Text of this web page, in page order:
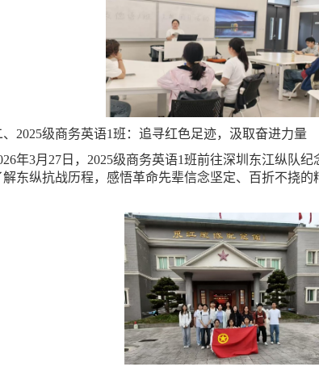
、2025级商务英语1班：追寻红色足迹，汲取奋进力量
年3月27日，2025级商务英语1班前往深圳东江纵队
解东纵抗战历程，感悟革命先辈信念坚定、百折不挠